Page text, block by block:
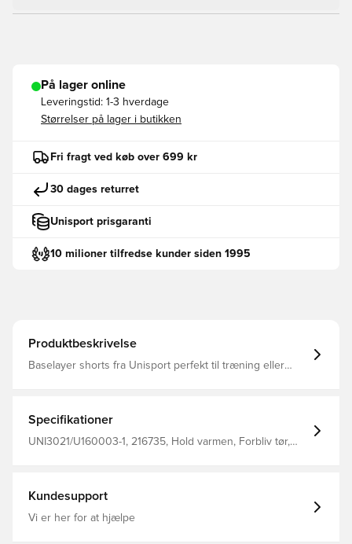
På lager online
Leveringstid: 1-3 hverdage
Størrelser på lager i butikken
Fri fragt ved køb over 699 kr
30 dages returret
Unisport prisgaranti
10 milioner tilfredse kunder siden 1995
Produktbeskrivelse
Baselayer shorts fra Unisport perfekt til træning eller
og varm Den brede og elastiske linning kan strækkes for
Specifikationer
UNI3021/U160003-1, 216735, Hold varmen, Forbliv tør,
Kundesupport
Vi er her for at hjælpe